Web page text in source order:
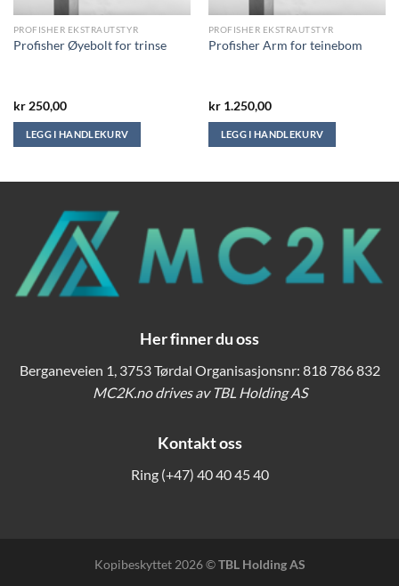
PROFISHER EKSTRAUTSTYR
Profisher Øyebolt for trinse
kr250,00
LEGG I HANDLEKURV
PROFISHER EKSTRAUTSTYR
Profisher Arm for teinebom
kr1.250,00
LEGG I HANDLEKURV
Her finner du oss
Berganeveien 1, 3753 Tørdal Organisasjonsnr: 818 786 832
MC2K.no drives av TBL Holding AS
Kontakt oss
Ring (+47) 40 40 45 40
Kopibeskyttet 2026 ©TBL Holding AS